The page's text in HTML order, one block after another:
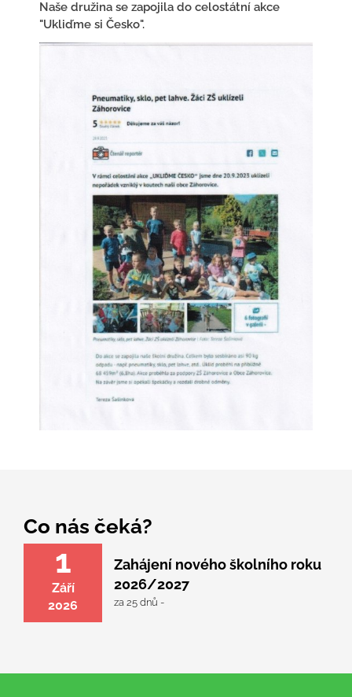
Naše družina se zapojila do celostátní akce
"Ukliďme si Česko".
Co nás čeká?
1
Září
2026
Zahájení nového školního roku
2026/2027
za 25 dnů -